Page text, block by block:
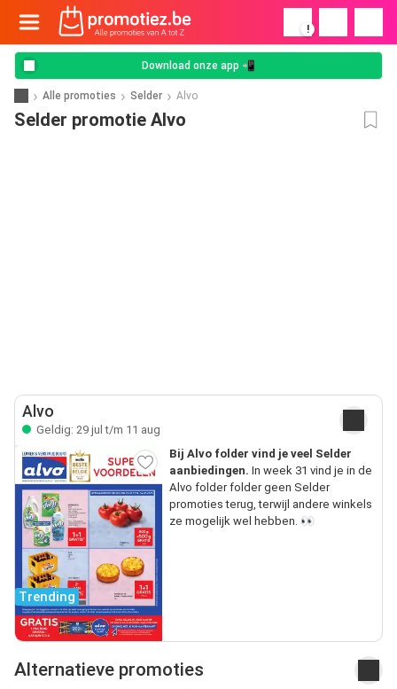
!
Download onze app 📲
Alle promoties Selder Alvo
Selder promotie Alvo
Alvo
Geldig: 29 jul t/m 11 aug
Trending
Bij Alvo folder vind je veel Selder
aanbiedingen. In week 31 vind je in de
Alvo folder folder geen Selder
promoties terug, terwijl andere winkels
ze mogelijk wel hebben. 👀
Alternatieve promoties